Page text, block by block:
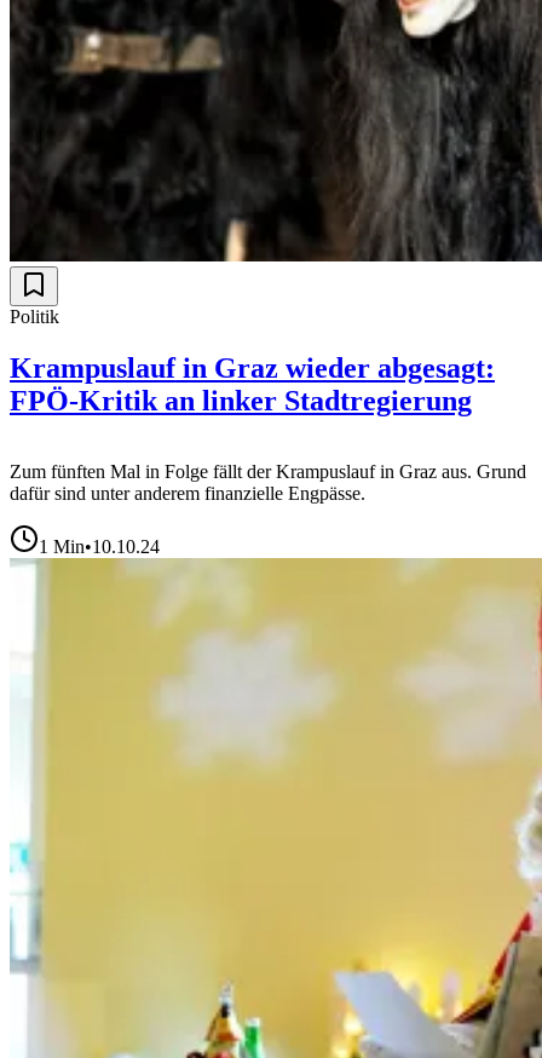
Politik
Krampuslauf in Graz wieder abgesagt:
FPÖ-Kritik an linker Stadtregierung
Zum fünften Mal in Folge fällt der Krampuslauf in Graz aus. Grund
dafür sind unter anderem finanzielle Engpässe.
1 Min•10.10.24